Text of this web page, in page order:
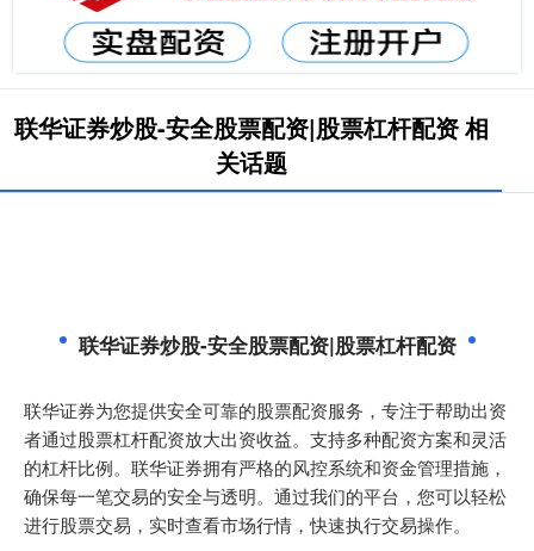
联华证券炒股-安全股票配资|股票杠杆配资 相
关话题
联华证券炒股-安全股票配资|股票杠杆配资
联华证券为您提供安全可靠的股票配资服务，专注于帮助出资
者通过股票杠杆配资放大出资收益。支持多种配资方案和灵活
的杠杆比例。联华证券拥有严格的风控系统和资金管理措施，
确保每一笔交易的安全与透明。通过我们的平台，您可以轻松
进行股票交易，实时查看市场行情，快速执行交易操作。